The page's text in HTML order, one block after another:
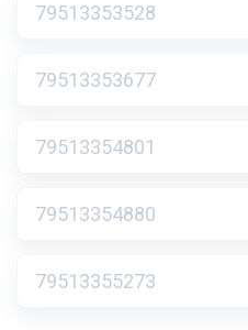
79513353528
79513353677
79513354801
79513354880
79513355273